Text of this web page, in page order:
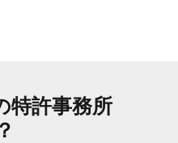
特許事務所